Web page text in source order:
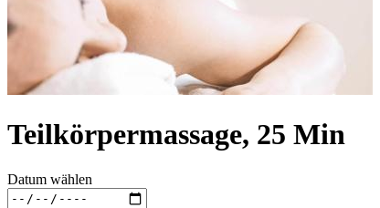
Teilkörpermassage, 25 Min
Datum wählen